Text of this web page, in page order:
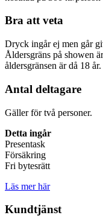
Bra att veta
Dryck ingår ej men går
Åldersgräns på showen
åldersgränsen är då 18
Antal deltagare
Gäller för två personer.
Detta ingår
Presentask
Försäkring
Fri bytesrätt
Läs mer här
Kundtjänst